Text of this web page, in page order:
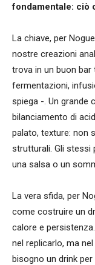
fondamentale: ciò
La chiave, per
nostre creazioni
trova in un buon
fermentazioni,
spiega -. Un grande
bilanciamento di
palato, texture: non
strutturali. Gli stessi
una salsa o un
La vera sfida, per
come costruire un
calore e
nel replicarlo, ma
bisogno un drink